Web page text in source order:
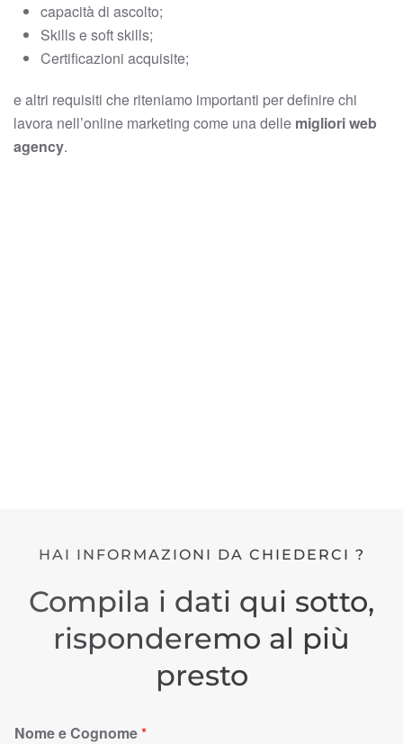
capacità di ascolto;
Skills e soft skills;
Certificazioni acquisite;
e altri requisiti che riteniamo importanti per definire chi
lavora nell’online marketing come una delle migliori web
agency.
HAI INFORMAZIONI DA CHIEDERCI ?
Compila i dati qui sotto,
risponderemo al più
presto
Nome e Cognome*